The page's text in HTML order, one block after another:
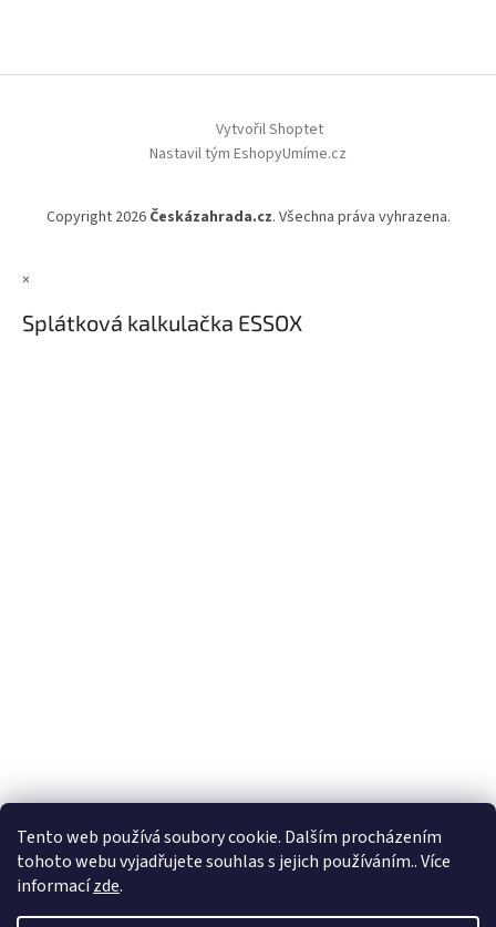
Tento web používá soubory cookie. Dalším procházením
tohoto webu vyjadřujete souhlas s jejich používáním.. Více
informacízde.
Vytvořil Shoptet
Nastavil tým EshopyUmíme.cz
Copyright 2026 Českázahrada.cz. Všechna práva vyhrazena.
×
Splátková kalkulačka ESSOX